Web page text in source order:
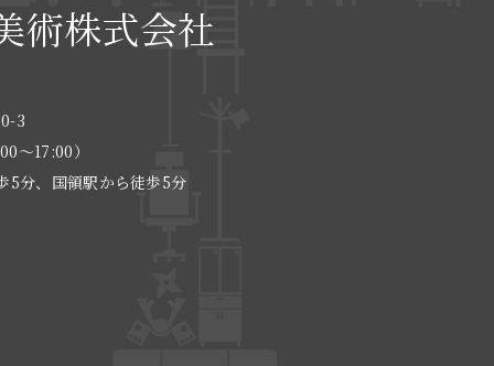
術株式会社
3
〜17:00）
分、国領駅から徒歩5分